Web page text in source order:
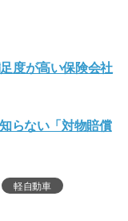
度が高い保険会社
らない「対物賠償
軽自動車